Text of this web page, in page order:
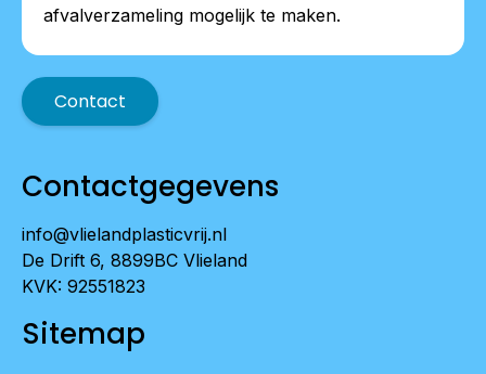
afvalverzameling mogelijk te maken.
Contact
Contactgegevens
info@vlielandplasticvrij.nl
De Drift 6, 8899BC Vlieland
KVK: 92551823
Sitemap